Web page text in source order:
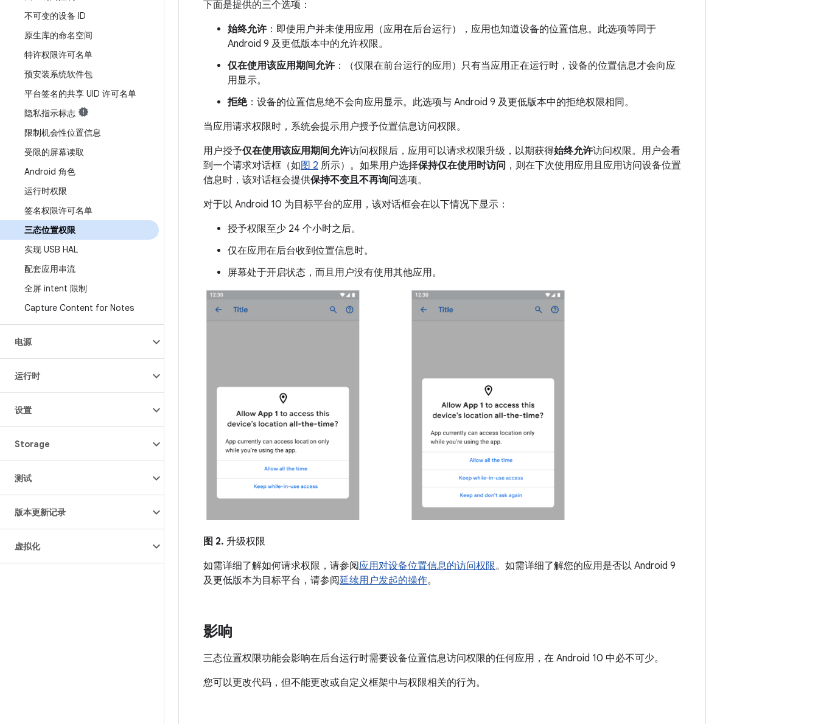
不可变的设备 ID
原生库的命名空间
特许权限许可名单
预安装系统软件包
平台签名的共享 UID 许可名单
隐私指示标志
限制机会性位置信息
受限的屏幕读取
Android 角色
运行时权限
签名权限许可名单
三态位置权限
实现 USB HAL
配套应用串流
全屏 intent 限制
Capture Content for Notes
电源
运行时
设置
Storage
测试
版本更新记录
虚拟化
下面是提供的三个选项：
始终允许 ：即使用户并未使用应用（应用在后台运行），应用也知道设备的位置信息。此选项等同于
Android 9 及更低版本中的允许权限。
仅在使用该应用期间允许 ：（仅限在前台运行的应用）只有当应用正在运行时，设备的位置信息才会向应
用显示。
拒绝：设备的位置信息绝不会向应用显示。此选项与 Android 9 及更低版本中的拒绝权限相同。
当应用请求权限时，系统会提示用户授予位置信息访问权限。
用户授予仅在使用该应用期间允许访问权限后，应用可以请求权限升级，以期获得始终允许访问权限。用户会看
到一个请求对话框（如图 2 所示）。如果用户选择保持仅在使用时访问 ，则在下次使用应用且应用访问设备位置
信息时，该对话框会提供保持不变且不再询问选项。
对于以 Android 10 为目标平台的应用，该对话框会在以下情况下显示：
授予权限至少 24 个小时之后。
仅在应用在后台收到位置信息时。
屏幕处于开启状态，而且用户没有使用其他应用。
图 2. 升级权限
如需详细了解如何请求权限，请参阅应用对设备位置信息的访问权限。如需详细了解您的应用是否以 Android 9
及更低版本为目标平台，请参阅延续用户发起的操作。
影响
三态位置权限功能会影响在后台运行时需要设备位置信息访问权限的任何应用，在 Android 10 中必不可少。
您可以更改代码，但不能更改或自定义框架中与权限相关的行为。